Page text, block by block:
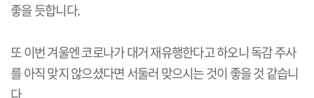
좋을 듯합니다.
또 이번 겨울엔 코로나가 대거 재유행한다고 하오니 독감 주사
를 아직 맞지 않으셨다면 서둘러 맞으시는 것이 좋을 것 같습니
다.